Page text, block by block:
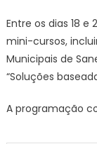
Entre os dias 18 e
mini-cursos,
Municipais de
“Soluções
A programação